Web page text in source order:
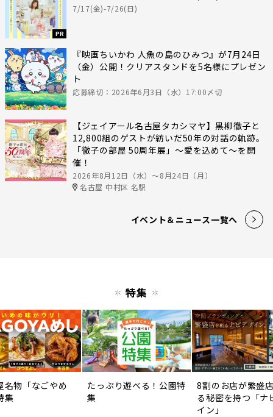
PR
7/17(金)-7/26(日)
『映画ちいかわ 人魚の島のひみつ』が7月24日
（金）公開！クリアスタンドを5名様にプレゼン
ト
応募締切：2026年6月3日（水）17:00〆切
【ジェイアール名古屋タカシマヤ】黒柳徹子と
12,800組のゲストが紡いだ50年の対話の軌跡。
「徹子の部屋 50周年展」～愛を込めて～を開
催！
2026年8月12日（水）〜8月24日（月）
名古屋 中村区 名駅
イベント＆ニュース一覧へ
特集
名物「なごやめ
集
たっぷり遊べる！公園特
集
8割のお店が繁盛
る秘密を持つ「ナ
イン」